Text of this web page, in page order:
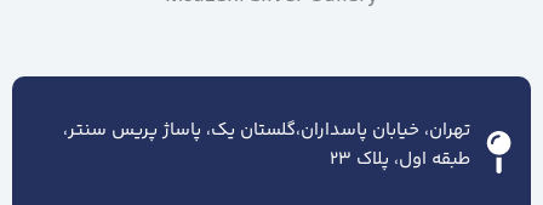
تهران، خیابان پاسداران،گلستان یک، پاساژ پریس سنتر،
طبقه اول، پلاک ۲۳